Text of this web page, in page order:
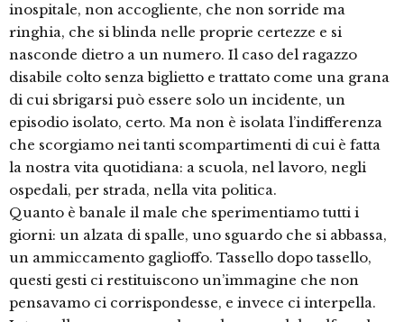
inospitale, non accogliente, che non sorride ma
ringhia, che si blinda nelle proprie certezze e si
nasconde dietro a un numero. Il caso del ragazzo
disabile colto senza biglietto e trattato come una grana
di cui sbrigarsi può essere solo un incidente, un
episodio isolato, certo. Ma non è isolata l’indifferenza
che scorgiamo nei tanti scompartimenti di cui è fatta
la nostra vita quotidiana: a scuola, nel lavoro, negli
ospedali, per strada, nella vita politica.
Quanto è banale il male che sperimentiamo tutti i
giorni: un alzata di spalle, uno sguardo che si abbassa,
un ammiccamento gaglioffo. Tassello dopo tassello,
questi gesti ci restituiscono un’immagine che non
pensavamo ci corrispondesse, e invece ci interpella.